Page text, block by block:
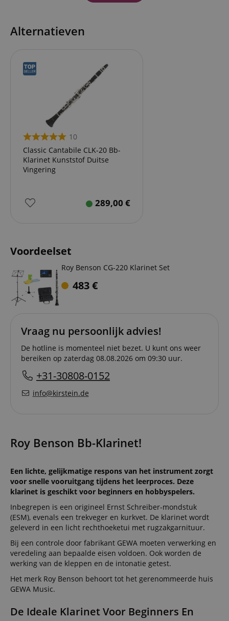
Alternatieven
10
Classic Cantabile CLK-20 Bb-
Klarinet Kunststof Duitse
Vingering
289,00 €
Voordeelset
Roy Benson CG-220 Klarinet Set
483€
Vraag nu persoonlijk advies!
De hotline is momenteel niet bezet. U kunt ons weer
bereiken op zaterdag 08.08.2026 om 09:30 uur.
+31-30808-0152
info@kirstein.de
Roy Benson Bb-Klarinet!
Een lichte, gelijkmatige respons van het instrument zorgt
voor snelle vooruitgang tijdens het leerproces. Deze
klarinet is geschikt voor beginners en hobbyspelers.
Inbegrepen is een origineel Ernst Schreiber-mondstuk
(ESM), evenals een trekveger en kurkvet. De klarinet wordt
geleverd in een licht rechthoeketui met rugzakgarnituur.
Bij een controle door fabrikant GEWA moeten verwerking en
veredeling aan bepaalde eisen voldoen. Ook worden de
werking van de kleppen en de intonatie getest.
Het merk Roy Benson behoort tot het gerenommeerde huis
GEWA Music.
De Ideale Klarinet Voor Beginners En